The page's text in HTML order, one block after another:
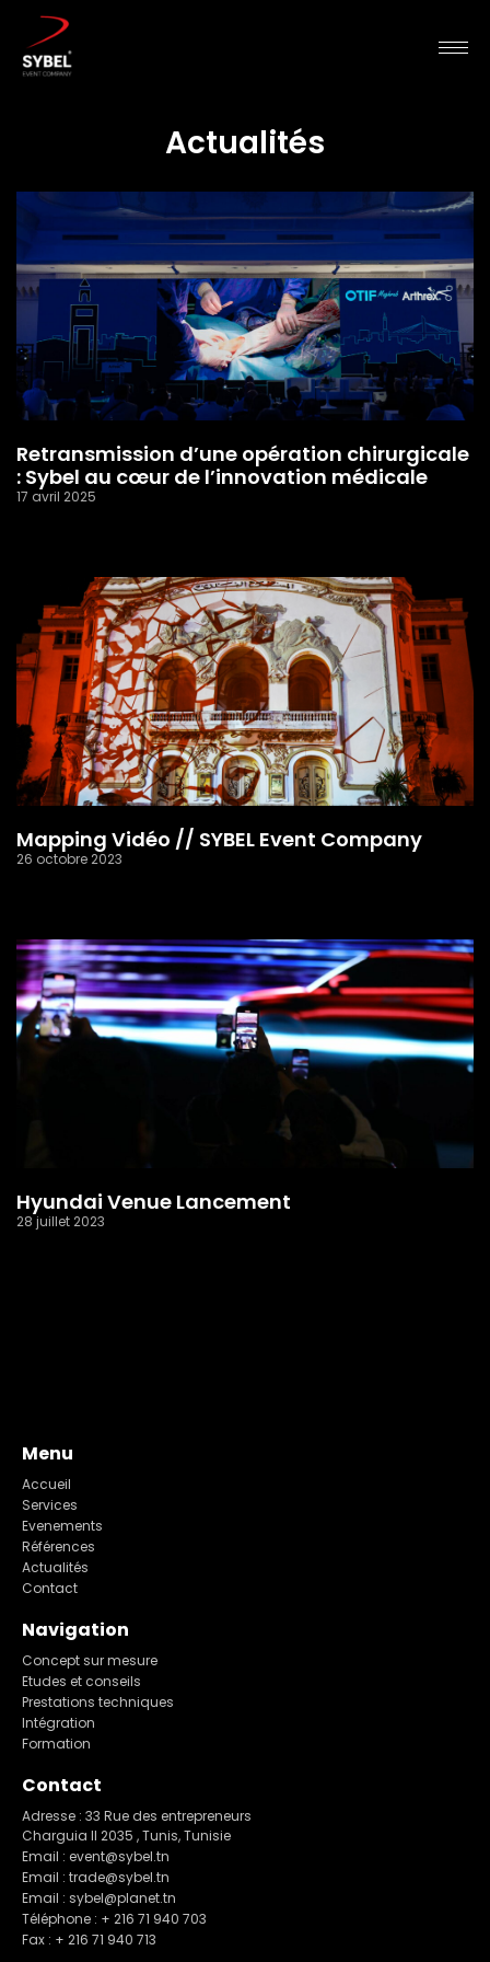
Actualités
Retransmission d’une opération chirurgicale
: Sybel au cœur de l’innovation médicale
17 avril 2025
Mapping Vidéo // SYBEL Event Company
26 octobre 2023
Hyundai Venue Lancement
28 juillet 2023
Menu
Accueil
Services
Evenements
Références
Actualités
Contact
Navigation
Concept sur mesure
Etudes et conseils
Prestations techniques
Intégration
Formation
Contact
Adresse : 33 Rue des entrepreneurs
Charguia II 2035 , Tunis, Tunisie
Email : event@sybel.tn
Email : trade@sybel.tn
Email : sybel@planet.tn
Téléphone : + 216 71 940 703
Fax : + 216 71 940 713